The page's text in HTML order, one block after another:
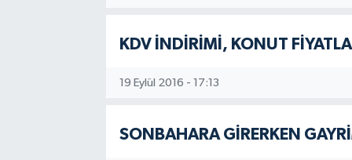
KDV İNDİRİMİ, KONUT
19 Eylül 2016 - 17:13
SONBAHARA GİRERKEN